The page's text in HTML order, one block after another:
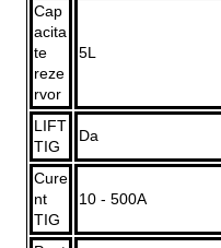
Cap
acita
te
reze
rvor
5L
LIFT
TIG
Da
Cure
nt
TIG
10 - 500A